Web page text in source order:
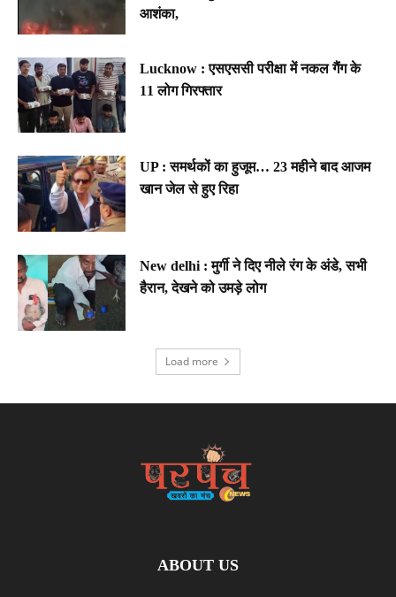
आशंका,
Lucknow : एसएससी परीक्षा में नकल गैंग के
11 लोग गिरफ्तार
UP : समर्थकों का हुजूम… 23 महीने बाद आजम
खान जेल से हुए रिहा
New delhi : मुर्गी ने दिए नीले रंग के अंडे, सभी
हैरान, देखने को उमड़े लोग
Load more
ABOUT US